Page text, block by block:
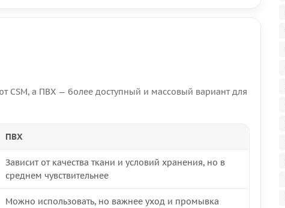
CSM, а ПВХ — более доступный и массовый вариант для
ПВХ
Зависит от качества ткани и условий хранения, но в
среднем чувствительнее
Можно использовать, но важнее уход и промывка